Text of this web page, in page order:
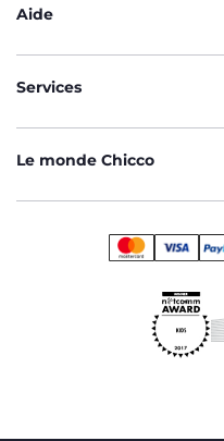
Aide
Services
Le monde Chicco